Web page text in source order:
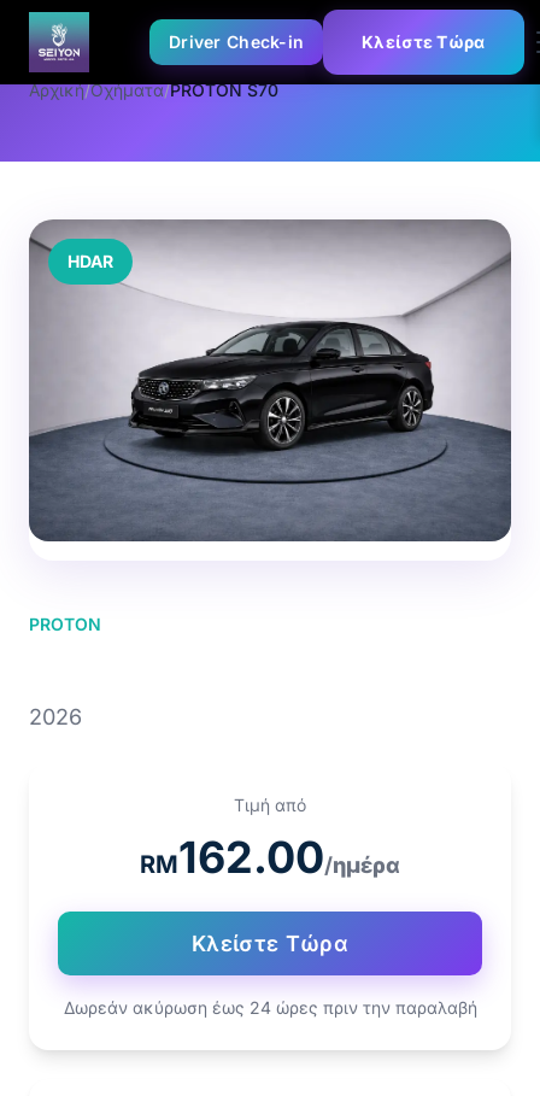
Driver Check-in Κλείστε Τώρα
Αρχική/Οχήματα/PROTON S70
HDAR
PROTON
2026
Τιμή από
RM162.00/ημέρα
Κλείστε Τώρα
Δωρεάν ακύρωση έως 24 ώρες πριν την παραλαβή